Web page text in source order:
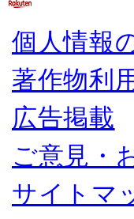
個人情報
著作物利
広告掲載
ご意見・
サイトマ